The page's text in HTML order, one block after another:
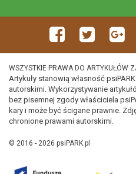
WSZYSTKIE PRAWA DO ARTYKUŁÓW
Artykuły stanowią własność
autorskimi. Wykorzystywanie
bez pisemnej zgody właściciela
kary i może być ścigane prawnie.
chronione prawami autorskimi.
© 2016 - 2026 psiPARK.pl